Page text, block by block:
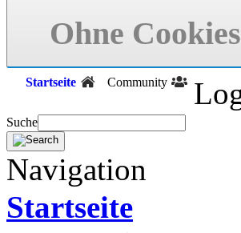
Ohne
Startseite Community
Suche
Navigation
Startseite